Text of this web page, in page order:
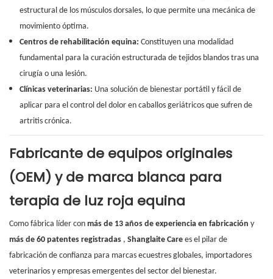
estructural de los músculos dorsales, lo que permite una mecánica de
movimiento óptima.
Centros de rehabilitación equina: Constituyen una modalidad
fundamental para la curación estructurada de tejidos blandos tras una
cirugía o una lesión.
Clínicas veterinarias: Una solución de bienestar portátil y fácil de
aplicar para el control del dolor en caballos geriátricos que sufren de
artritis crónica.
Fabricante de equipos originales
(OEM) y de marca blanca para
terapia de luz roja equina
Como fábrica líder con más de 13 años de experiencia en fabricación y
más de 60 patentes registradas , Shanglaite Care es el pilar de
fabricación de confianza para marcas ecuestres globales, importadores
veterinarios y empresas emergentes del sector del bienestar.